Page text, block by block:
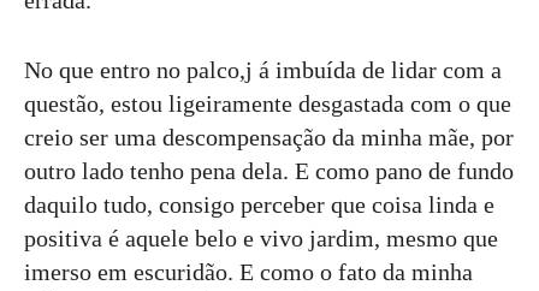
No que entro no palco,j á imbuída de lidar com a
questão, estou ligeiramente desgastada com o que
creio ser uma descompensação da minha mãe, por
outro lado tenho pena dela. E como pano de fundo
daquilo tudo, consigo perceber que coisa linda e
positiva é aquele belo e vivo jardim, mesmo que
imerso em escuridão. E como o fato da minha